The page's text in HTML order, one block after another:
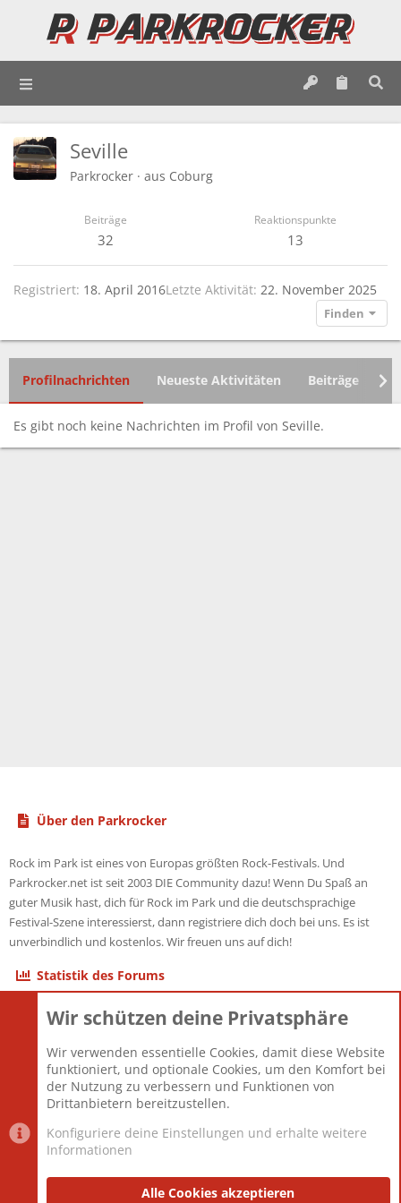
Seville
Parkrocker · aus Coburg
Beiträge
32
Reaktionspunkte
13
Registriert 18. April 2016Letzte Aktivität 22. November 2025
Finden
Profilnachrichten Neueste Aktivitäten Beiträge
Es gibt noch keine Nachrichten im Profil von Seville.
Über den Parkrocker
Rock im Park ist eines von Europas größten Rock-Festivals. Und
Parkrocker.net ist seit 2003 DIE Community dazu! Wenn Du Spaß an
guter Musik hast, dich für Rock im Park und die deutschsprachige
Festival-Szene interessierst, dann registriere dich doch bei uns. Es ist
unverbindlich und kostenlos. Wir freuen uns auf dich!
Statistik des Forums
Themen
Mitglieder
12.427
Neuestes Mitglied
Berlin
Datenschutzerklärung Impressum
Wir schützen deine Privatsphäre
Wir verwenden essentielle Cookies, damit diese Website
funktioniert, und optionale Cookies, um den Komfort bei
der Nutzung zu verbessern und Funktionen von
Drittanbietern bereitzustellen.
Konfiguriere deine Einstellungen und erhalte weitere
Informationen
Alle Cookies akzeptieren